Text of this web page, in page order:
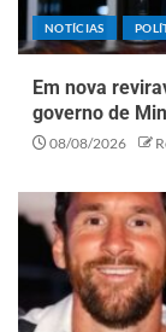
NOTÍCIAS
Em nova
governo de
08/08/2026